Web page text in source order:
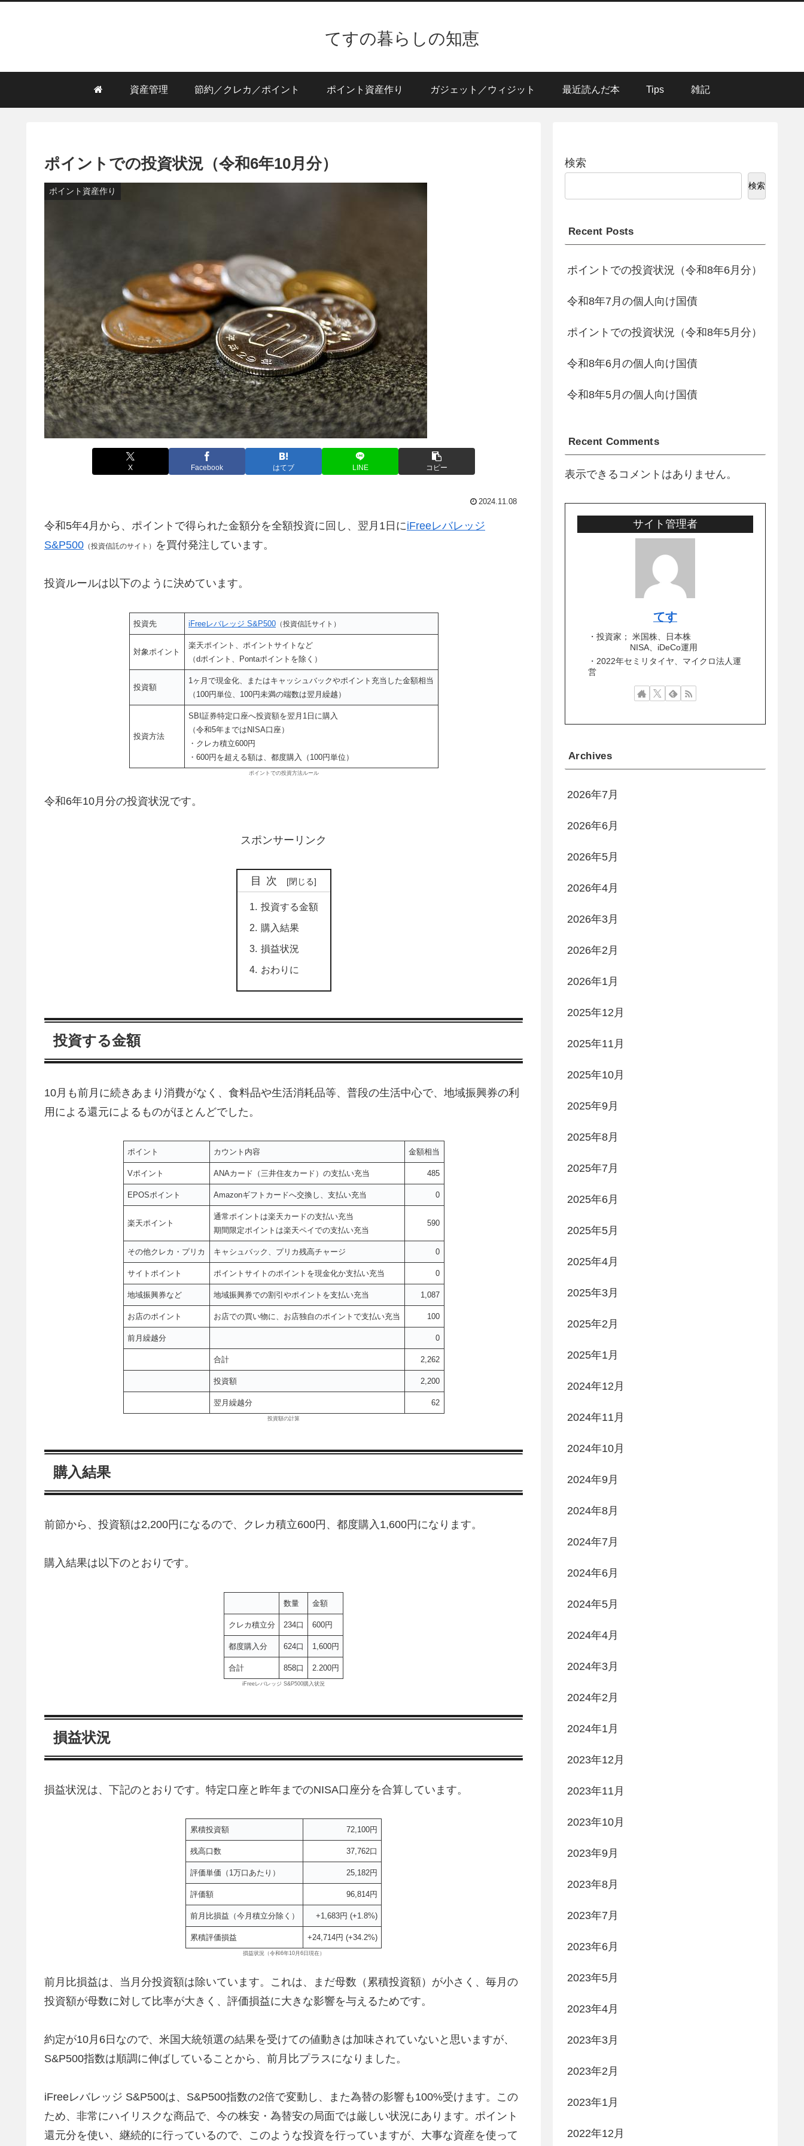
てすの暮らしの知恵
資産管理 節約／クレカ／ポイント ポイント資産作り ガジェット／ウィジット 最近読んだ本 Tips 雑記
ポイントでの投資状況（令和6年10月分）
ポイント資産作り
X Facebook はてブ LINE コピー
2024.11.08
令和5年4月から、ポイントで得られた金額分を全額投資に回し、翌月1日にiFreeレバレッジ
S&P500 （投資信託のサイト） を買付発注しています。
投資ルールは以下のように決めています。
投資先 iFreeレバレッジ S&P500 （投資信託サイト）
対象ポイント
楽天ポイント、ポイントサイトなど
（dポイント、Pontaポイントを除く）
投資額
1ヶ月で現金化、またはキャッシュバックやポイント充当した金額相当
（100円単位、100円未満の端数は翌月繰越）
投資方法
SBI証券特定口座へ投資額を翌月1日に購入
（令和5年まではNISA口座）
・クレカ積立600円
・600円を超える額は、都度購入（100円単位）
ポイントでの投資方法ルール
令和6年10月分の投資状況です。
スポンサーリンク
目次
投資する金額
購入結果
損益状況
おわりに
投資する金額
10月も前月に続きあまり消費がなく、食料品や生活消耗品等、普段の生活中心で、地域振興券の利
用による還元によるものがほとんどでした。
ポイント カウント内容 金額相当
Vポイント ANAカード（三井住友カード）の支払い充当 485
EPOSポイント Amazonギフトカードへ交換し、支払い充当 0
楽天ポイント
通常ポイントは楽天カードの支払い充当
期間限定ポイントは楽天ペイでの支払い充当
590
その他クレカ・プリカ キャシュバック、プリカ残高チャージ 0
サイトポイント ポイントサイトのポイントを現金化か支払い充当 0
地域振興券など 地域振興券での割引やポイントを支払い充当 1,087
お店のポイント お店での買い物に、お店独自のポイントで支払い充当 100
前月繰越分 0
合計 2,262
投資額 2,200
翌月繰越分 62
投資額の計算
購入結果
前節から、投資額は2,200円になるので、クレカ積立600円、都度購入1,600円になります。
購入結果は以下のとおりです。
数量 金額
クレカ積立分 234口 600円
都度購入分 624口 1,600円
合計 858口 2.200円
iFreeレバレッジ S&P500購入状況
損益状況
損益状況は、下記のとおりです。特定口座と昨年までのNISA口座分を合算しています。
累積投資額 72,100円
残高口数 37,762口
評価単価（1万口あたり） 25,182円
評価額 96,814円
前月比損益（今月積立分除く） +1,683円 (+1.8%)
累積評価損益 +24,714円 (+34.2%)
損益状況（令和6年10月6日現在）
前月比損益は、当月分投資額は除いています。これは、まだ母数（累積投資額）が小さく、毎月の
投資額が母数に対して比率が大きく、評価損益に大きな影響を与えるためです。
約定が10月6日なので、米国大統領選の結果を受けての値動きは加味されていないと思いますが、
S&P500指数は順調に伸ばしていることから、前月比プラスになりました。
iFreeレバレッジ S&P500は、S&P500指数の2倍で変動し、また為替の影響も100%受けます。この
ため、非常にハイリスクな商品で、今の株安・為替安の局面では厳しい状況にあります。ポイント
還元分を使い、継続的に行っているので、このような投資を行っていますが、大事な資産を使って
検索
検索
Recent Posts
ポイントでの投資状況（令和8年6月分）
令和8年7月の個人向け国債
ポイントでの投資状況（令和8年5月分）
令和8年6月の個人向け国債
令和8年5月の個人向け国債
Recent Comments
表示できるコメントはありません。
サイト管理者
てす
・投資家； 米国株、日本株
NISA、iDeCo運用
・2022年セミリタイヤ、マイクロ法人運
営
Archives
2026年7月
2026年6月
2026年5月
2026年4月
2026年3月
2026年2月
2026年1月
2025年12月
2025年11月
2025年10月
2025年9月
2025年8月
2025年7月
2025年6月
2025年5月
2025年4月
2025年3月
2025年2月
2025年1月
2024年12月
2024年11月
2024年10月
2024年9月
2024年8月
2024年7月
2024年6月
2024年5月
2024年4月
2024年3月
2024年2月
2024年1月
2023年12月
2023年11月
2023年10月
2023年9月
2023年8月
2023年7月
2023年6月
2023年5月
2023年4月
2023年3月
2023年2月
2023年1月
2022年12月